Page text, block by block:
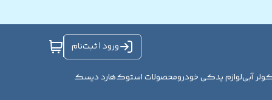
ورود | ثبت‌نام
آبیلوازم یدکی خودرومحصولات استوکهارد دیسک